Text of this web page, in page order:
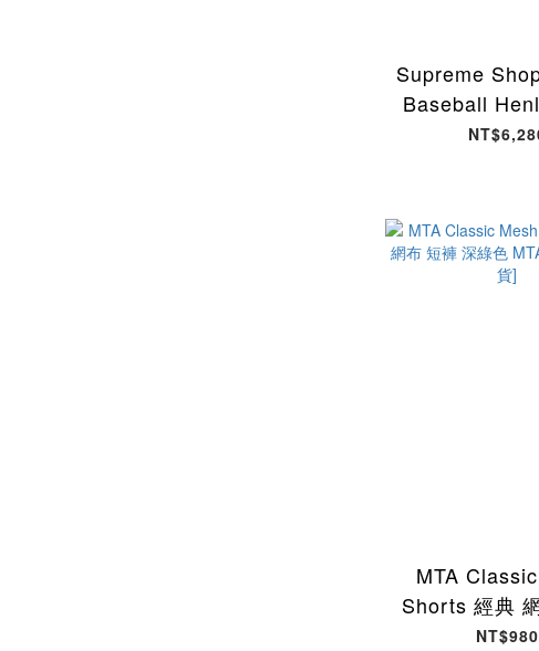
Supreme
Baseball
亨利衫 網眼
MTA
Shorts 經典
深綠色 MTA-
NT$980